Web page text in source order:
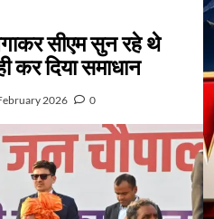
सीएम सुन रहे थे
कर दिया समाधान
2026 0